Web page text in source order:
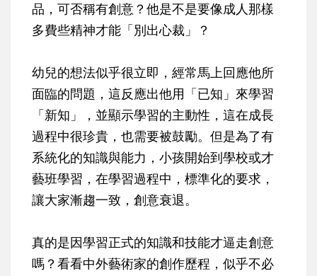
品，可否稱有創意？他是不是要像成人那樣
多費些精神才能「別出心裁」？
幼兒的想法似乎很立即，經常馬上回應他所
面臨的問題，這反應出他用「已知」來學習
「新知」，並顯示學習的主動性，這在成長
過程中很珍貴，也需要被鼓勵。但是為了有
系統化的知識與能力，小孩開始到學校或才
藝班學習，在學習過程中，標準化的要求，
讓大家漸趨一致，創意衰退。
真的是因學習正式的知識和技能才逼走創意
嗎？看看中外藝術家的創作歷程，似乎不必